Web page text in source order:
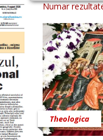
Numar
Theologica